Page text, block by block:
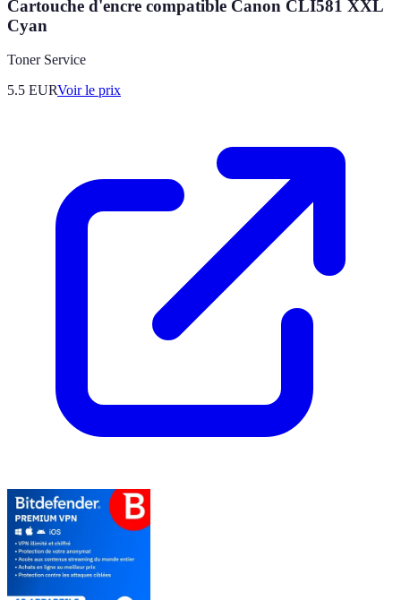
Cartouche d'encre compatible Canon CLI581 XXL
Cyan
Toner Service
5.5 EURVoir le prix